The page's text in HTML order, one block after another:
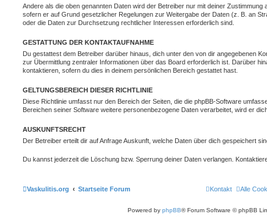
Andere als die oben genannten Daten wird der Betreiber nur mit deiner Zustimmung
sofern er auf Grund gesetzlicher Regelungen zur Weitergabe der Daten (z. B. an
oder die Daten zur Durchsetzung rechtlicher Interessen erforderlich sind.
GESTATTUNG DER KONTAKTAUFNAHME
Du gestattest dem Betreiber darüber hinaus, dich unter den von dir angegebenen
zur Übermittlung zentraler Informationen über das Board erforderlich ist. Darüber
kontaktieren, sofern du dies in deinem persönlichen Bereich gestattet hast.
GELTUNGSBEREICH DIESER RICHTLINIE
Diese Richtlinie umfasst nur den Bereich der Seiten, die die phpBB-Software
Bereichen seiner Software weitere personenbezogene Daten verarbeitet, wird er
AUSKUNFTSRECHT
Der Betreiber erteilt dir auf Anfrage Auskunft, welche Daten über dich gespeichert
Du kannst jederzeit die Löschung bzw. Sperrung deiner Daten verlangen.
Vaskulitis.org Startseite Forum Alle
Kontakt
Powered by phpBB® Forum Software © phpBB